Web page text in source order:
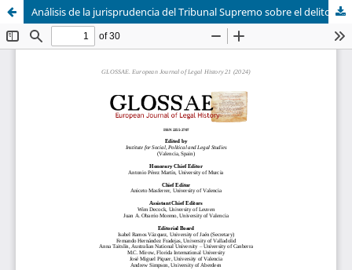
Análisis de la jurisprudencia del Tribunal Supremo sobre el delito de exacciones ilegales